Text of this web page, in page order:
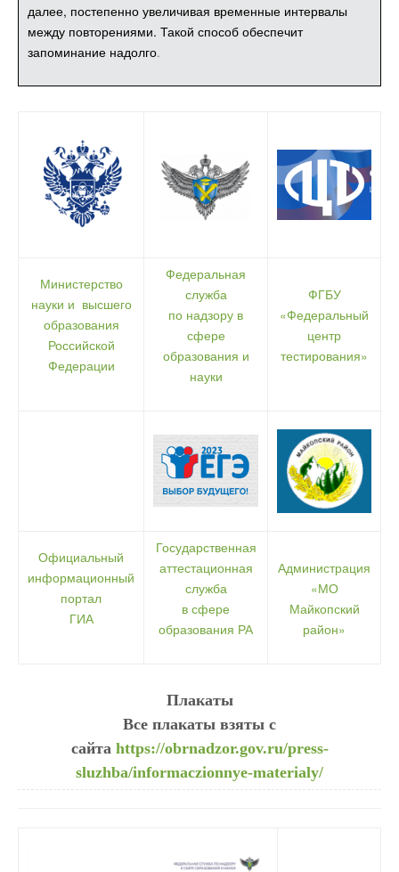
далее, постепенно увеличивая временные интервалы
между повторениями. Такой способ обеспечит
запоминание надолго.
Министерство
науки и высшего
образования
Российской
Федерации
Федеральная
служба
по надзору в
сфере
образования и
науки
ФГБУ
«Федеральный
центр
тестирования»
Официальный
информационный
портал
ГИА
Государственная
аттестационная
служба
в сфере
образования РА
Администрация
«МО
Майкопский
район»
Плакаты
Все плакаты взяты с
сайта https://obrnadzor.gov.ru/press-
sluzhba/informaczionnye-materialy/